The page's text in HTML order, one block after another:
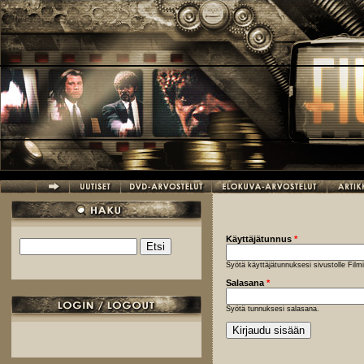
Hyppää pääsisältöön
Hakulomake
Käyttäjätunnus *
Syötä käyttäjätunnuksesi sivustolle
Salasana *
Syötä tunnuksesi salasana.